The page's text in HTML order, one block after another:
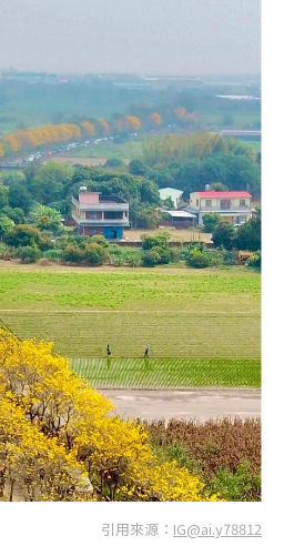
引用來源： IG@ai.y78812